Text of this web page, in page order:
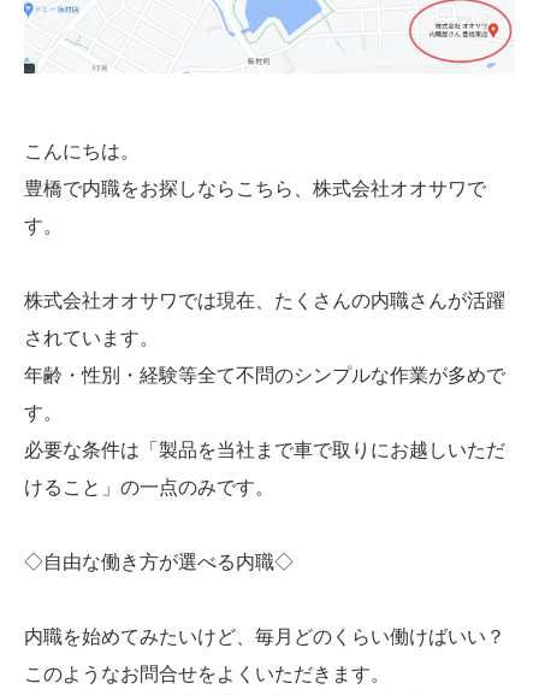
こんにちは。
豊橋で内職をお探しならこちら、株式会社オオサワで
す。
株式会社オオサワでは現在、たくさんの内職さんが活躍
されています。
年齢・性別・経験等全て不問のシンプルな作業が多めで
す。
必要な条件は「製品を当社まで車で取りにお越しいただ
けること」の一点のみです。
◇自由な働き方が選べる内職◇
内職を始めてみたいけど、毎月どのくらい働けばいい？
このようなお問合せをよくいただきます。